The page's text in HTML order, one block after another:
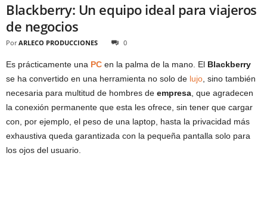
Blackberry: Un equipo ideal para viajeros
de negocios
Por ARLECO PRODUCCIONES 0
Es prácticamente una PC en la palma de la mano. El Blackberry
se ha convertido en una herramienta no solo de lujo, sino también
necesaria para multitud de hombres de empresa, que agradecen
la conexión permanente que esta les ofrece, sin tener que cargar
con, por ejemplo, el peso de una laptop, hasta la privacidad más
exhaustiva queda garantizada con la pequeña pantalla solo para
los ojos del usuario.